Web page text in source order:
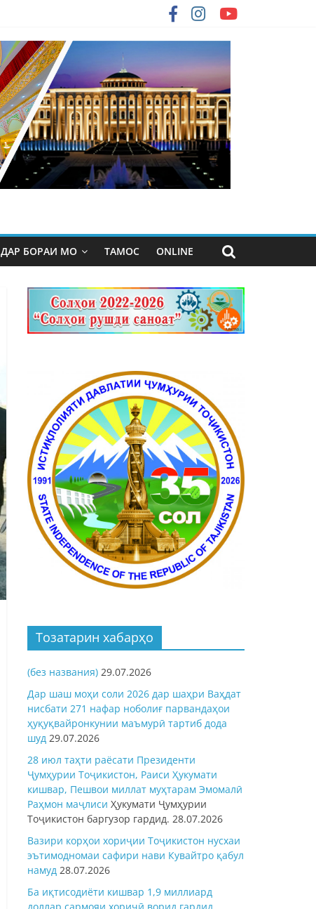
ДАР БОРАИ МО ТАМОС ONLINE
Тозатарин хабарҳо
(без названия) 29.07.2026
Дар шаш моҳи соли 2026 дар шаҳри Ваҳдат
нисбати 271 нафар ноболиғ парвандаҳои
ҳуқуқвайронкунии маъмурӣ тартиб дода
шуд 29.07.2026
28 июл таҳти раёсати Президенти
Ҷумҳурии Тоҷикистон, Раиси Ҳукумати
кишвар, Пешвои миллат муҳтарам Эмомалӣ
Раҳмон маҷлиси Ҳукумати Ҷумҳурии
Тоҷикистон баргузор гардид. 28.07.2026
Вазири корҳои хориҷии Тоҷикистон нусхаи
эътимодномаи сафири нави Кувайтро қабул
намуд 28.07.2026
Ба иқтисодиёти кишвар 1,9 миллиард